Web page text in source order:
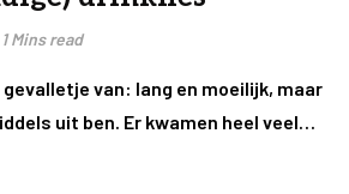
1 Mins read
van: lang en moeilijk, maar
uit ben. Er kwamen heel veel…